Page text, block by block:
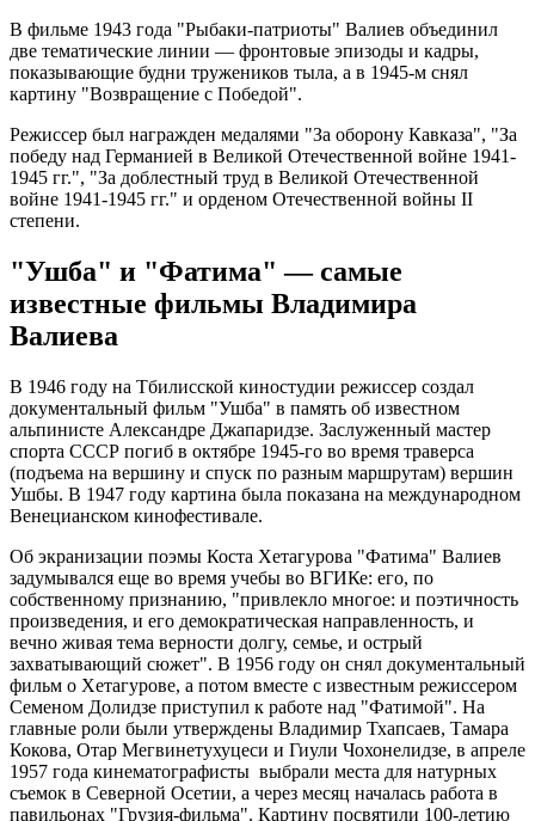
В фильме 1943 года "Рыбаки-патриоты" Валиев объединил
две тематические линии — фронтовые эпизоды и кадры,
показывающие будни тружеников тыла, а в 1945-м снял
картину "Возвращение с Победой".
Режиссер был награжден медалями "За оборону Кавказа", "За
победу над Германией в Великой Отечественной войне 1941-
1945 гг.", "За доблестный труд в Великой Отечественной
войне 1941-1945 гг." и орденом Отечественной войны II
степени.
"Ушба" и "Фатима" — самые
известные фильмы Владимира
Валиева
В 1946 году на Тбилисской киностудии режиссер создал
документальный фильм "Ушба" в память об известном
альпинисте Александре Джапаридзе. Заслуженный мастер
спорта СССР погиб в октябре 1945-го во время траверса
(подъема на вершину и спуск по разным маршрутам) вершин
Ушбы. В 1947 году картина была показана на международном
Венецианском кинофестивале.
Об экранизации поэмы Коста Хетагурова "Фатима" Валиев
задумывался еще во время учебы во ВГИКе: его, по
собственному признанию, "привлекло многое: и поэтичность
произведения, и его демократическая направленность, и
вечно живая тема верности долгу, семье, и острый
захватывающий сюжет". В 1956 году он снял документальный
фильм о Хетагурове, а потом вместе с известным режиссером
Семеном Долидзе приступил к работе над "Фатимой". На
главные роли были утверждены Владимир Тхапсаев, Тамара
Кокова, Отар Мегвинетухуцеси и Гиули Чохонелидзе, в апреле
1957 года кинематографисты выбрали места для натурных
съемок в Северной Осетии, а через месяц началась работа в
павильонах "Грузия-фильма". Картину посвятили 100-летию